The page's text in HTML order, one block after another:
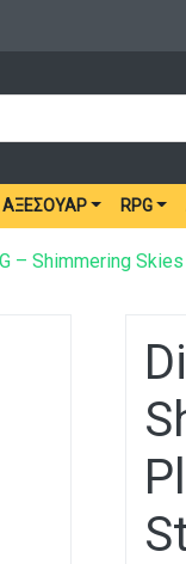
ΑΞΕΣΟΥΆΡ RPG
– Shimmering